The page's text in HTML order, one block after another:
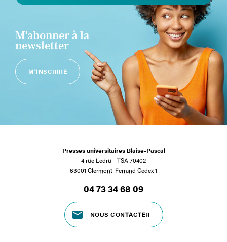
M'abonner à la
newsletter
M'INSCRIRE
Presses universitaires Blaise-Pascal
4 rue Ledru - TSA 70402
63001 Clermont-Ferrand Cedex 1
04 73 34 68 09
NOUS CONTACTER